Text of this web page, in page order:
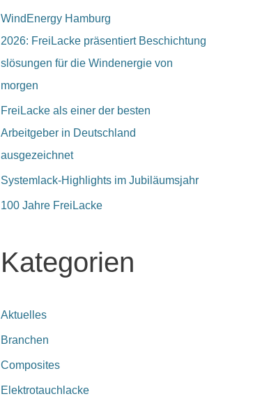
c
h
WindEnergy Hamburg
2026: FreiLacke präsentiert Beschichtung
slösungen für die Windenergie von
morgen
FreiLacke als einer der besten
Arbeitgeber in Deutschland
ausgezeichnet
Systemlack-Highlights im Jubiläumsjahr
100 Jahre FreiLacke
Kategorien
Aktuelles
Branchen
Composites
Elektrotauchlacke